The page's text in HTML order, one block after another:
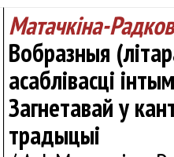
Матачкіна-
Вобразныя
асаблівасці
Загнетавай у
традыцыі